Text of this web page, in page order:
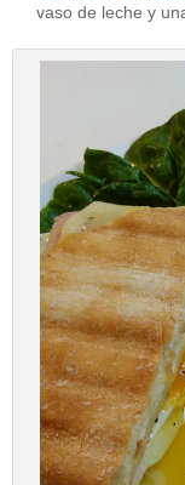
vaso de leche y